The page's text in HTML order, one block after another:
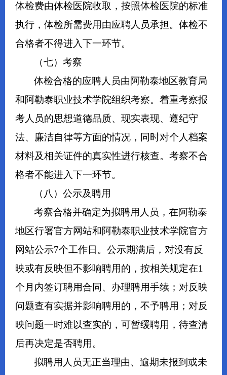
体检费由体检医院收取，按照体检医院的标准
执行，体检所需费用由应聘人员承担。体检不
合格者不得进入下一环节。
（七）考察
体检合格的应聘人员由阿勒泰地区教育局
和阿勒泰职业技术学院组织考察。着重考察报
考人员的思想道德品质、现实表现、遵纪守
法、廉洁自律等方面的情况，同时对个人档案
材料及相关证件的真实性进行核查。考察不合
格者不能进入下一环节。
（八）公示及聘用
考察合格并确定为拟聘用人员，在阿勒泰
地区行署官方网站和阿勒泰职业技术学院官方
网站公示7个工作日。公示期满后，对没有反
映或有反映但不影响聘用的，按相关规定在1
个月内签订聘用合同、办理聘用手续；对反映
问题查有实据并影响聘用的，不予聘用；对反
映问题一时难以查实的，可暂缓聘用，待查清
后再决定是否聘用。
拟聘用人员无正当理由、逾期未报到或未